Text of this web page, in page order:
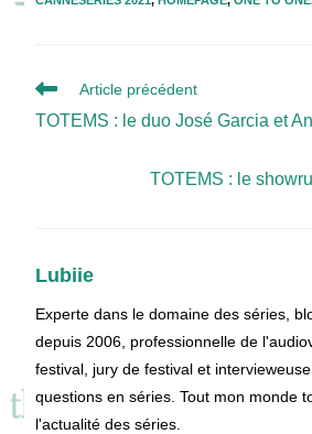
Read
articles
Article précédent
TOTEMS : le duo José Garcia et
TOTEMS : le
Lubiie
Experte dans le domaine des séries,
depuis 2006, professionnelle de
festival, jury de festival et
questions en séries. Tout mon monde
l'actualité des séries.